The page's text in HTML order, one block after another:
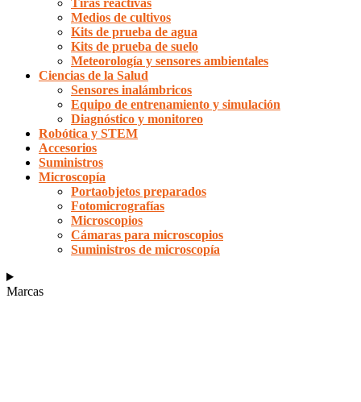
Tiras reactivas
Medios de cultivos
Kits de prueba de agua
Kits de prueba de suelo
Meteorología y sensores ambientales
Ciencias de la Salud
Sensores inalámbricos
Equipo de entrenamiento y simulación
Diagnóstico y monitoreo
Robótica y STEM
Accesorios
Suministros
Microscopía
Portaobjetos preparados
Fotomicrografías
Microscopios
Cámaras para microscopios
Suministros de microscopía
Marcas